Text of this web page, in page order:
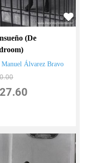
(De
Manuel Álvarez Bravo